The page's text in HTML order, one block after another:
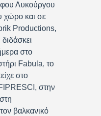
Λυκούργου
χώρο και σε
Productions,
στο
Fabula, το
στο
στην
βαλκανικό